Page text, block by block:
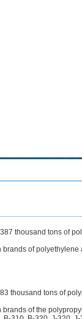
thousand tons of
of
thousand tons of
of the